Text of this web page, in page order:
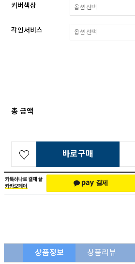
커버색상
각인서비스
총 금액
바로구매
상품정보 상품리뷰